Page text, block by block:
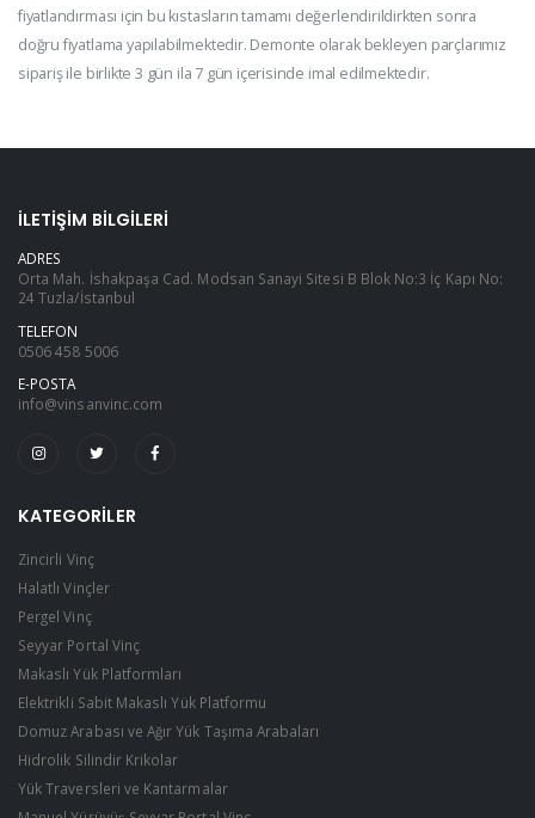
fiyatlandırması için bu kıstasların tamamı değerlendirildirkten sonra
doğru fiyatlama yapılabilmektedir. Demonte olarak bekleyen parçlarımız
sipariş ile birlikte 3 gün ila 7 gün içerisinde imal edilmektedir.
İLETIŞIM BILGILERI
ADRES
Orta Mah. İshakpaşa Cad. Modsan Sanayi Sitesi B Blok No:3 İç Kapı No:
24 Tuzla/İstanbul
TELEFON
0506 458 5006
E-POSTA
info@vinsanvinc.com
KATEGORILER
Zincirli Vinç
Halatlı Vinçler
Pergel Vinç
Seyyar Portal Vinç
Makaslı Yük Platformları
Elektrikli Sabit Makaslı Yük Platformu
Domuz Arabası ve Ağır Yük Taşıma Arabaları
Hidrolik Silindir Krikolar
Yük Traversleri ve Kantarmalar